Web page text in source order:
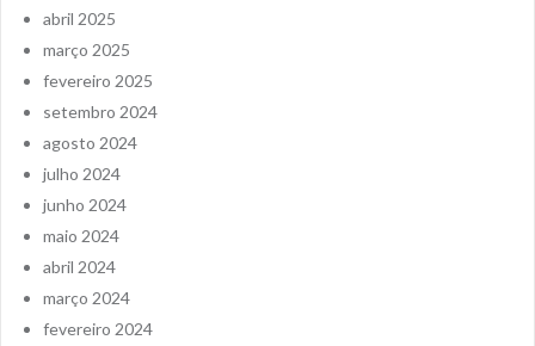
abril 2025
março 2025
fevereiro 2025
setembro 2024
agosto 2024
julho 2024
junho 2024
maio 2024
abril 2024
março 2024
fevereiro 2024